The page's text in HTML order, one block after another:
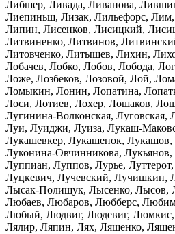
Либшер, Ливада, Ливанова,
Лиепиньш, Лизак, Лильефорс,
Липин, Лисенков, Лисицкий,
Литвиненко, Литвинов,
Литовченко, Литышев, Лихин,
Лобачев, Лобко, Лобов, Лобода,
Ложе, Лозбеков, Лозовой, Лой,
Ломыкин, Лонин, Лопатина,
Лоси, Лотиев, Лохер, Лошаков,
Лугинина-Волконская, Луговская,
Луи, Луиджи, Луиза, Лукаш-
Лукашевкер, Лукашенок,
Луконина-Овчинникова,
Луппиан, Луппов, Лурье,
Луцкевич, Лучевский, Лучишкин,
Лысак-Полищук, Лысенко, Лысов,
Любаев, Любаров, Любберс,
Любый, Людвиг, Людевиг,
Лялир, Ляпин, Лях, Ляшенко,